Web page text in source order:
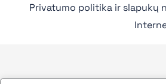
Privatumo politika ir slapukų